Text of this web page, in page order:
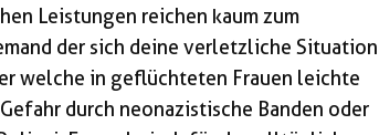
Leistungen reichen kaum zum
der sich deine verletzliche Situation
welche in geflüchteten Frauen leichte
durch neonazistische Banden oder